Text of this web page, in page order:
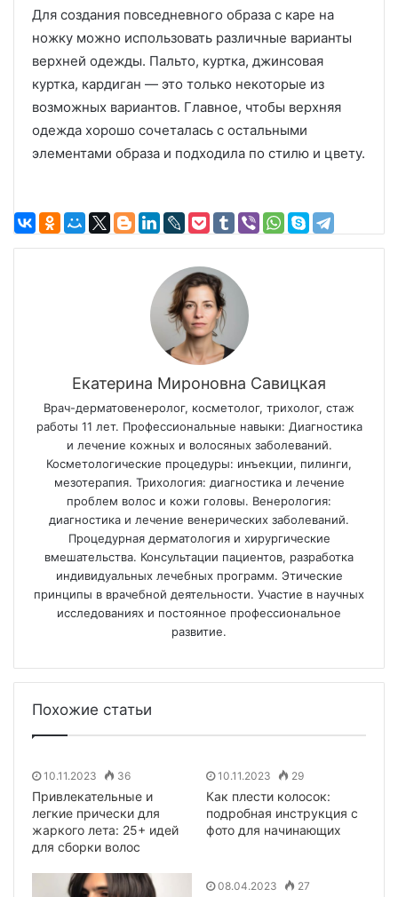
Для создания повседневного образа с каре на
ножку можно использовать различные варианты
верхней одежды. Пальто, куртка, джинсовая
куртка, кардиган — это только некоторые из
возможных вариантов. Главное, чтобы верхняя
одежда хорошо сочеталась с остальными
элементами образа и подходила по стилю и цвету.
Екатерина Мироновна Савицкая
Врач-дерматовенеролог, косметолог, трихолог, стаж
работы 11 лет. Профессиональные навыки: Диагностика
и лечение кожных и волосяных заболеваний.
Косметологические процедуры: инъекции, пилинги,
мезотерапия. Трихология: диагностика и лечение
проблем волос и кожи головы. Венерология:
диагностика и лечение венерических заболеваний.
Процедурная дерматология и хирургические
вмешательства. Консультации пациентов, разработка
индивидуальных лечебных программ. Этические
принципы в врачебной деятельности. Участие в научных
исследованиях и постоянное профессиональное
развитие.
Похожие статьи
10.11.2023 36
Привлекательные и
легкие прически для
жаркого лета: 25+ идей
для сборки волос
10.11.2023 29
Как плести колосок:
подробная инструкция с
фото для начинающих
08.04.2023 27